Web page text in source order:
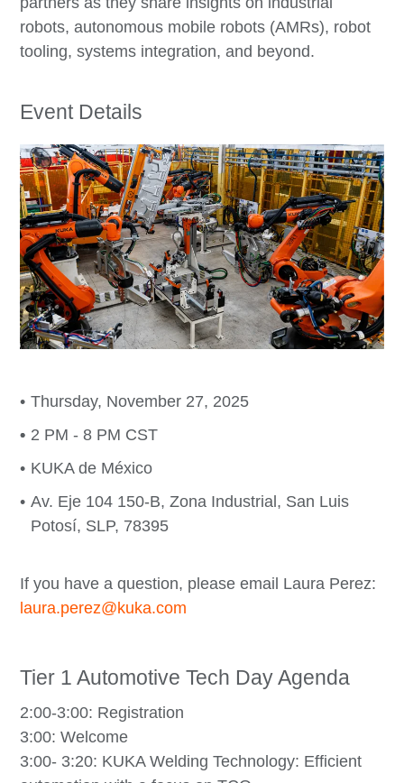
robots, autonomous mobile robots (AMRs), robot
tooling, systems integration, and beyond.
Event Details
Thursday, November 27, 2025
2 PM - 8 PM CST
KUKA de México
Av. Eje 104 150-B, Zona Industrial, San Luis
Potosí, SLP, 78395
If you have a question, please email Laura Perez:
laura.perez@kuka.com
Tier 1 Automotive Tech Day Agenda
2:00-3:00: Registration
3:00: Welcome
3:00- 3:20: KUKA Welding Technology: Efficient